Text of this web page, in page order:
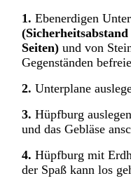
1. Ebenerdigen
Seiten) und von
Gegenständen
2. Unterplane
3. Hüpfburg
und das Gebläse
4. Hüpfburg mit
der Spaß kann los